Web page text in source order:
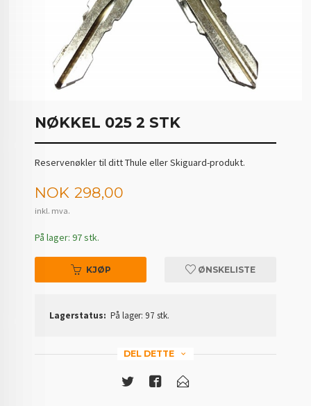
NØKKEL 025 2 STK
Reservenøkler til ditt Thule eller Skiguard-produkt.
Pris
NOK 298,00
inkl. mva.
På lager: 97 stk.
KJØP ØNSKELISTE
Lagerstatus: På lager: 97 stk.
DEL DETTE